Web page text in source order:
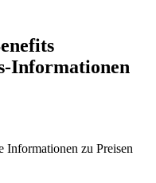
Informationen
Informationen zu Preisen